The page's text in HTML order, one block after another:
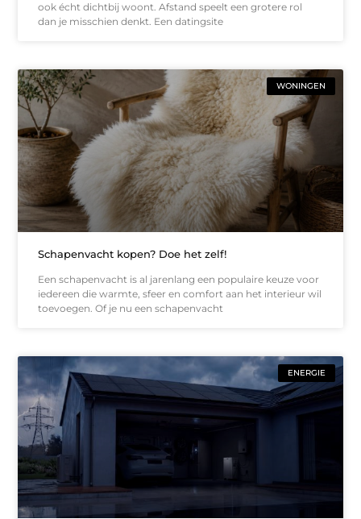
ook écht dichtbij woont. Afstand speelt een grotere rol
dan je misschien denkt. Een datingsite
WONINGEN
Schapenvacht kopen? Doe het zelf!
Een schapenvacht is al jarenlang een populaire keuze voor
iedereen die warmte, sfeer en comfort aan het interieur wil
toevoegen. Of je nu een schapenvacht
ENERGIE